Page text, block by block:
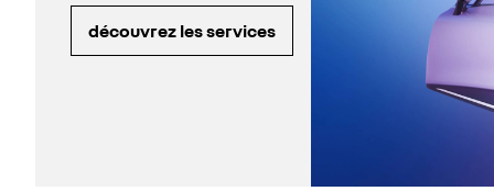
découvrez les services